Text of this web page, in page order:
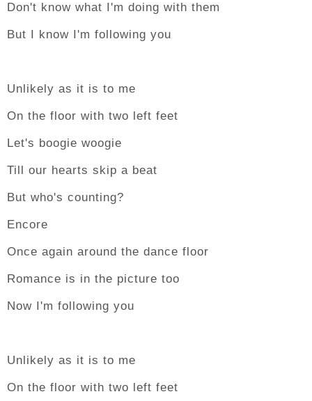
Don't know what I'm doing with them
But I know I'm following you
Unlikely as it is to me
On the floor with two left feet
Let's boogie woogie
Till our hearts skip a beat
But who's counting?
Encore
Once again around the dance floor
Romance is in the picture too
Now I'm following you
Unlikely as it is to me
On the floor with two left feet